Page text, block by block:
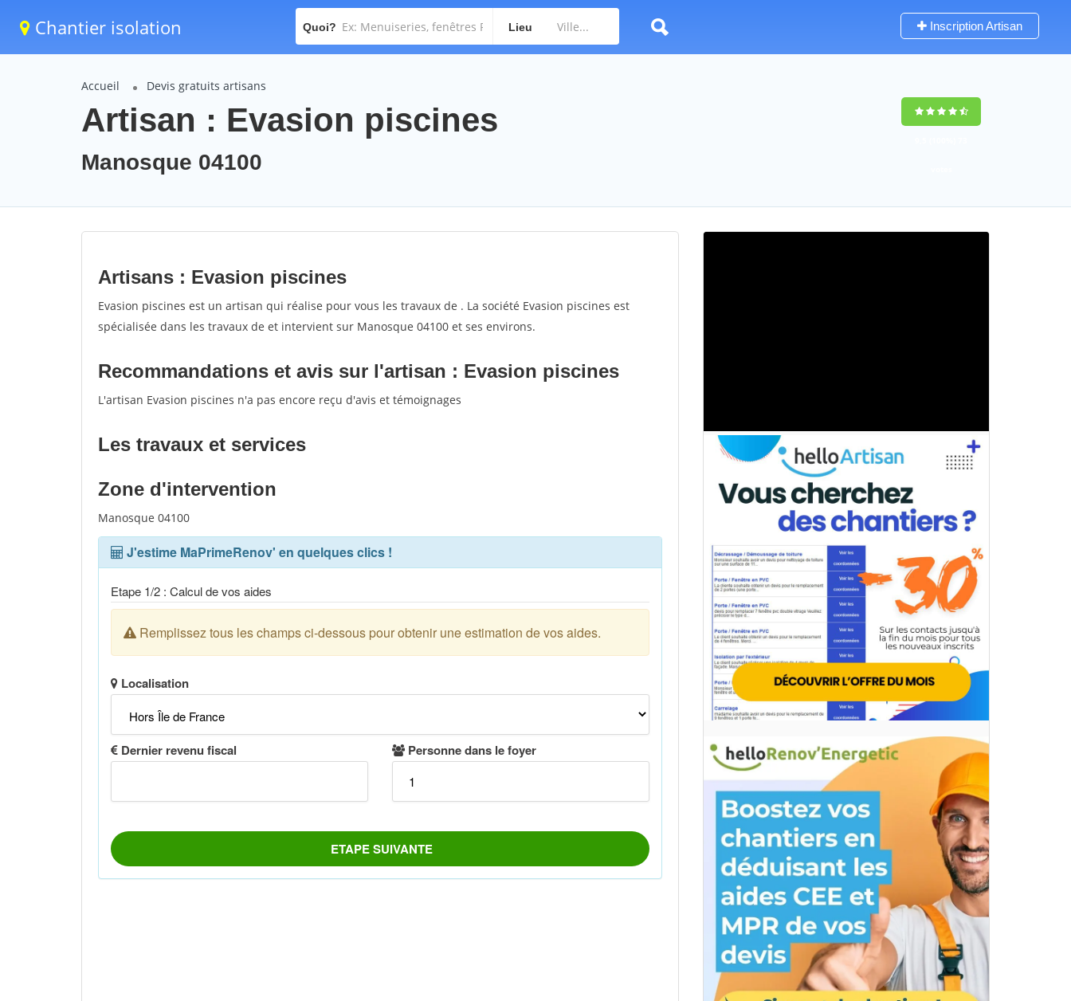
Chantier isolation Quoi? Lieu Inscription Artisan
Accueil Devis gratuits artisans
Artisan : Evasion piscines
Manosque 04100
Artisans : Evasion piscines
Evasion piscines est un artisan qui réalise pour vous les travaux de . La société Evasion piscines est
spécialisée dans les travaux de et intervient sur Manosque 04100 et ses environs.
Recommandations et avis sur l'artisan : Evasion piscines
L'artisan Evasion piscines n'a pas encore reçu d'avis et témoignages
Les travaux et services
Zone d'intervention
Manosque 04100